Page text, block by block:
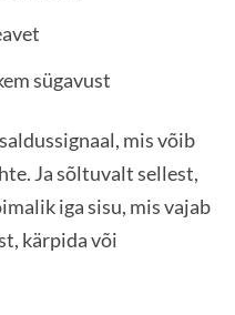
sügavust
mis võib
Ja sõltuvalt sellest,
iga sisu, mis vajab
kärpida või